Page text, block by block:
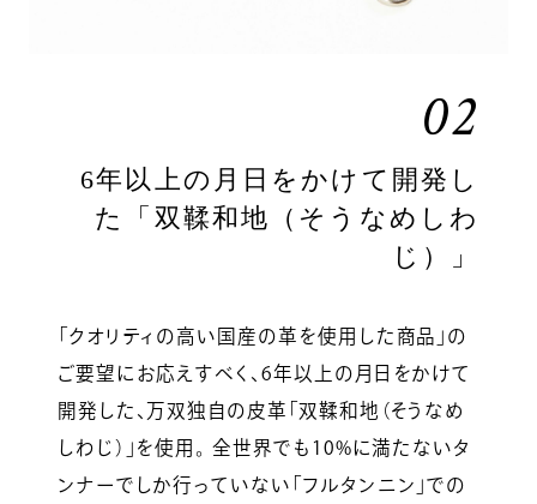
02
6年以上の月日をかけて開発し
た「双鞣和地（そうなめしわ
じ）」
「クオリティの高い国産の革を使用した商品」の
ご要望にお応えすべく、6年以上の月日をかけて
開発した、万双独自の皮革「双鞣和地（そうなめ
しわじ）」を使用。 全世界でも10%に満たないタ
ンナーでしか行っていない「フルタンニン」での